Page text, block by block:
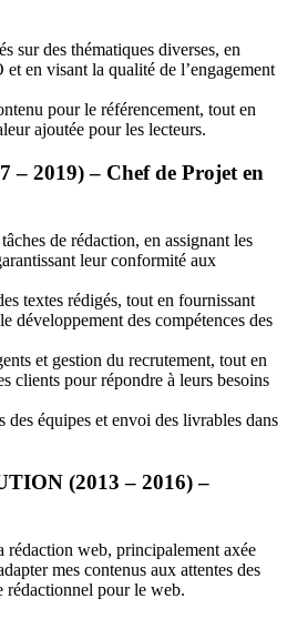
sur des thématiques diverses, en
et en visant la qualité de l’engagement
pour le référencement, tout en
ajoutée pour les lecteurs.
– 2019) – Chef de Projet en
de rédaction, en assignant les
leur conformité aux
textes rédigés, tout en fournissant
développement des compétences des
et gestion du recrutement, tout en
clients pour répondre à leurs besoins
des équipes et envoi des livrables dans
(2013 – 2016) –
rédaction web, principalement axée
mes contenus aux attentes des
rédactionnel pour le web.